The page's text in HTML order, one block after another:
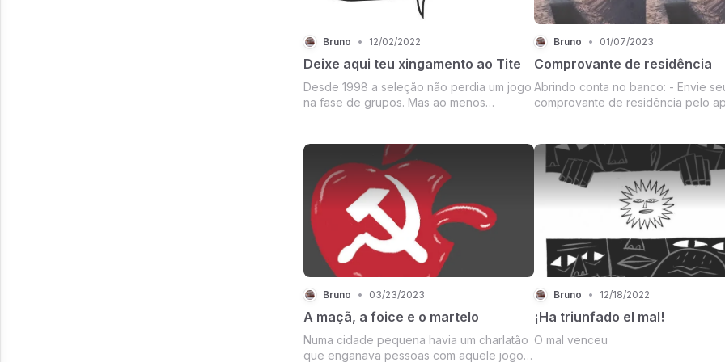
Bruno • 12/02/2022
Deixe aqui teu xingamento ao Tite
Desde 1998 a seleção não perdia um jogo
na fase de grupos. Mas ao menos
Bruno • 01/07/2023
Comprovante de residência
Abrindo conta no banco: - Envie
comprovante de residência pelo
Bruno • 03/23/2023
A maçã, a foice e o martelo
Numa cidade pequena havia um charlatão
que enganava pessoas com aquele jogo
Bruno • 12/18/2022
¡Ha triunfado el mal!
O mal venceu